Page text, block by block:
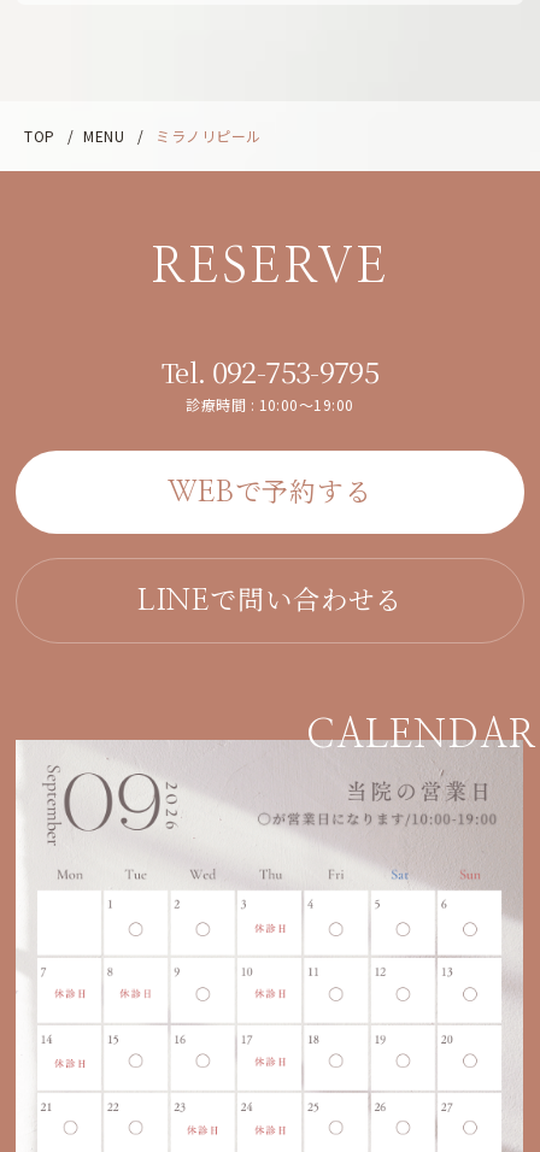
TOP / MENU / ミラノリピール
RESERVE
Tel. 092-753-9795
診療時間 : 10:00～19:00
WEBで予約する
LINEで問い合わせる
CALENDAR